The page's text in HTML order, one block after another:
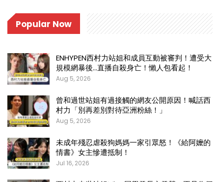
Popular Now
ENHYPEN西村力站姐和成員互動被審判！遭受大
規模網暴後…直播自殺身亡！懶人包看起！
Aug 5, 2026
曾和過世站姐有過接觸的網友公開原因！喊話西
村力「別再差別對待亞洲粉絲！」
Aug 5, 2026
未成年殘忍虐殺狗媽媽一家引眾怒！《給阿嬤的
情書》女主慘遭抵制！
Jul 16, 2026